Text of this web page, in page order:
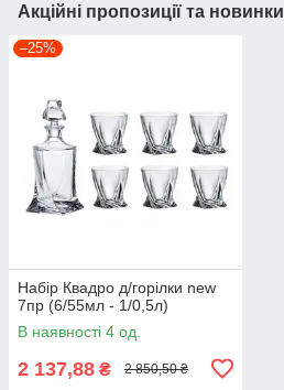
Акційні пропозиції та новинки
–25%
Набір Квадро д/горілки new
7пр (6/55мл - 1/0,5л)
В наявності 4 од.
2 137,88 ₴ 2 850,50 ₴